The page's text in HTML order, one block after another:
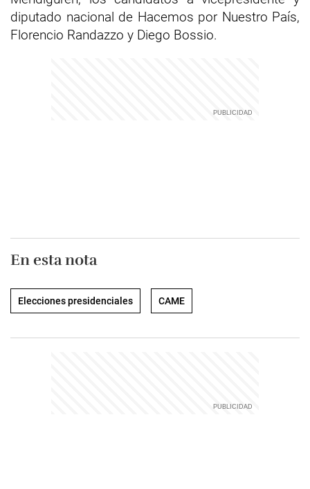
diputado nacional de Hacemos por Nuestro País,
Florencio Randazzo y Diego Bossio.
En esta nota
Elecciones presidenciales CAME